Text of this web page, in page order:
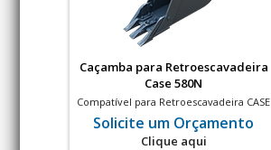
Caçamba para Retroescavadeira
Case 580N
Compatível para Retroescavadeira CASE
580N
Solicite um Orçamento
Clique aqui